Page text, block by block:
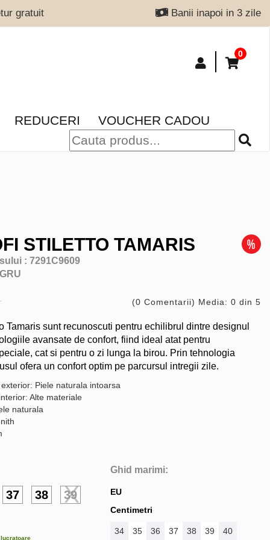
gratuit Banii inapoi in 3 zile
0
REDUCERI VOUCHER CADOU
STILETTO TAMARIS
: 7291C9609
(0 Comentarii) Media: 0 din 5
Tamaris sunt recunoscuti pentru echilibrul dintre designul
avansate de confort, fiind ideal atat pentru
cat si pentru o zi lunga la birou. Prin tehnologia
ofera un confort optim pe parcursul intregii zile.
Piele naturala intoarsa
Alte materiale
naturala
37 38 39
Ghid marimi:
EU
Centimetri
34 35 36 37 38 39 40